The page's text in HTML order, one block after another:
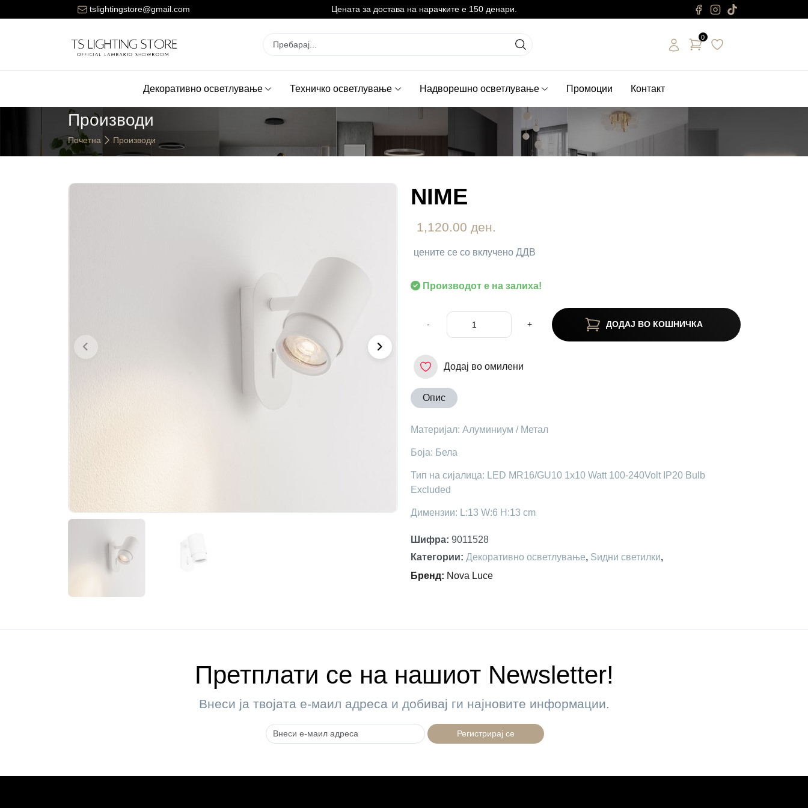
tslightingstore@gmail.com
за достава на нарачките е 150 денари. Цената за достава на нарачките е 150 денари.
0
Декоративно осветлување Техничко осветлување Надворешно осветлување Промоции Контакт
Производи
Почетна Производи
NIME
1,120.00 ден.
цените се со вклучено ДДВ
Производот е на залиха!
- + ДОДАЈ ВО КОШНИЧКА
Додај во омилени
Опис
Материјал: Алуминиум / Метал
Боја: Бела
Тип на сијалица: LED MR16/GU10 1x10 Watt 100-240Volt IP20 Bulb
Excluded
Димензии: L:13 W:6 H:13 cm
Шифра: 9011528
Категории: Декоративно осветлување, Ѕидни светилки,
Бренд: Nova Luce
Претплати се на нашиот Newsletter!
Внеси ја твојата е-маил адреса и добивај ги најновите информации.
Регистрирај се